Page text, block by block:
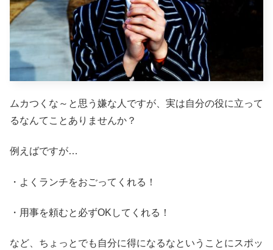
ムカつくな～と思う嫌な人ですが、実は自分の役に立って
るなんてことありませんか？
例えばですが…
・よくランチをおごってくれる！
・用事を頼むと必ずOKしてくれる！
など、ちょっとでも自分に得になるなということにスポッ